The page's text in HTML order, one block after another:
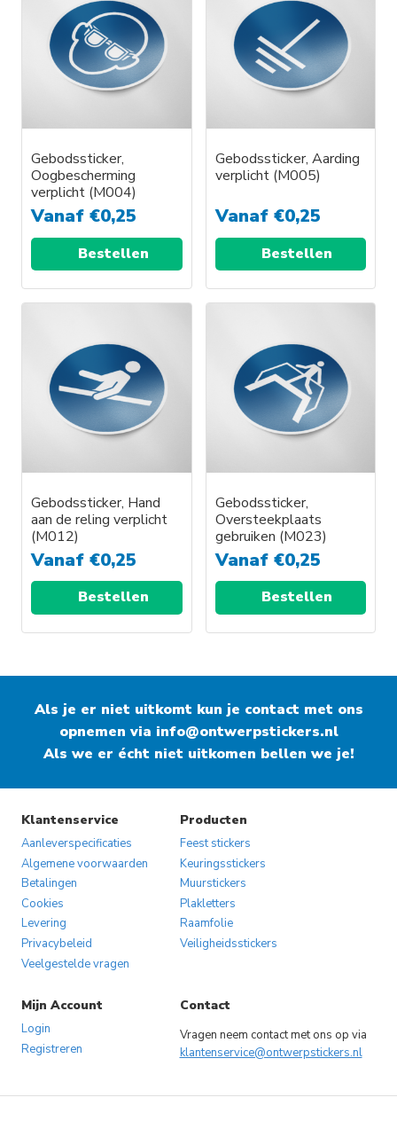
Gebodssticker,
Oogbescherming
verplicht (M004)
Vanaf €0,25
Bestellen
Gebodssticker, Aarding
verplicht (M005)
Vanaf €0,25
Bestellen
Gebodssticker, Hand
aan de reling verplicht
(M012)
Vanaf €0,25
Bestellen
Gebodssticker,
Oversteekplaats
gebruiken (M023)
Vanaf €0,25
Bestellen
Als je er niet uitkomt kun je contact met ons
opnemen via info@ontwerpstickers.nl
Als we er écht niet uitkomen bellen we je!
Klantenservice
Aanleverspecificaties
Algemene voorwaarden
Betalingen
Cookies
Levering
Privacybeleid
Veelgestelde vragen
Producten
Feest stickers
Keuringsstickers
Muurstickers
Plakletters
Raamfolie
Veiligheidsstickers
Mijn Account
Login
Registreren
Contact
Vragen neem contact met ons op via
klantenservice@ontwerpstickers.nl